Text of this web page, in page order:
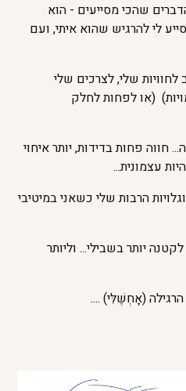
שהכי מסייעים - הוא
לי להרגיש שהוא איתי, ועם
שלי, לצרכים שלי
(או לפחות לחלק
חווה פחות בדידות, יותר איחוי
עצמונית...
הרבות שלי כשאני במיטיבי
יותר בשבילי... וליותר
(אָחְשֶׁלִּי) ....